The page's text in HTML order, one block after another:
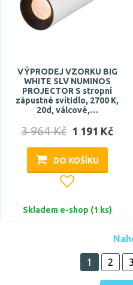
VÝPRODEJ VZORKU BIG
WHITE SLV NUMINOS
PROJECTOR S stropní
zápustné svítidlo, 2700 K,
20d, válcové,…
3 964 Kč 1 191 Kč
DO KOŠÍKU
Skladem e-shop (1 ks)
1 2 3